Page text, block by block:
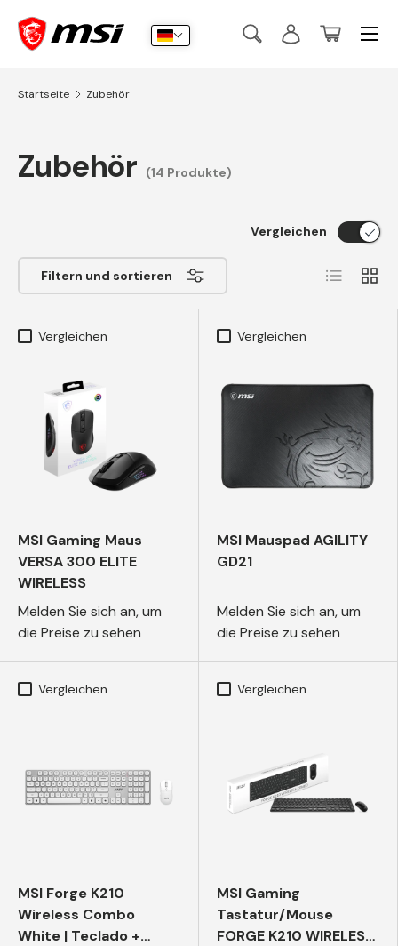
Direkt zum Inhalt
Suchen
SucheAnmelden
Korb
Menü
Startseite Zubehör
Zubehör (14 Produkte)
Filtern und sortieren
Vergleichen
Liste
Vergleichen
MSI Gaming Maus
VERSA 300 ELITE
WIRELESS
Melden Sie sich an, um
die Preise zu sehen
Vergleichen
MSI Mauspad AGILITY
GD21
Melden Sie sich an, um
die Preise zu sehen
Vergleichen
MSI Forge K210
Wireless Combo
White | Teclado +
Vergleichen
MSI Gaming
Tastatur/Mouse
FORGE K210 WIRELESS